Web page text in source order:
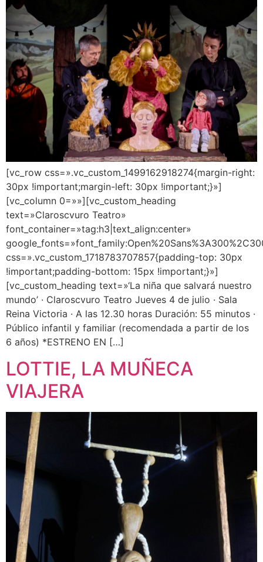
[vc_row css=».vc_custom_1499162918274{margin-right:
30px !important;margin-left: 30px !important;}»]
[vc_column 0=»»][vc_custom_heading
text=»Claroscvuro Teatro»
font_container=»tag:h3|text_align:center»
css=».vc_custom_1718783707857{padding-top: 30px
!important;padding-bottom: 15px !important;}»]
[vc_custom_heading text=»‘La niña que salvará nuestro
mundo’ · Claroscvuro Teatro Jueves 4 de julio · Sala
Reina Victoria · A las 12.30 horas Duración: 55 minutos ·
Público infantil y familiar (recomendada a partir de los
6 años) *ESTRENO EN […]
LOTTIE, LA MUÑECA
VIAJERA